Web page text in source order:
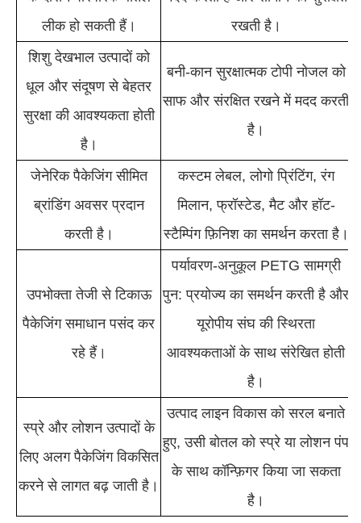
लीक हो सकती हैं।
रखती है।
शिशु देखभाल उत्पादों को
धूल और संदूषण से बेहतर
सुरक्षा की आवश्यकता होती
है।
बनी-कान सुरक्षात्मक टोपी नोजल को
साफ और संरक्षित रखने में मदद करती
है।
जेनेरिक पैकेजिंग सीमित
ब्रांडिंग अवसर प्रदान
करती है।
कस्टम लेबल, लोगो प्रिंटिंग, रंग
मिलान, फ्रॉस्टेड, मैट और हॉट-
स्टैम्पिंग फ़िनिश का समर्थन करता है।
उपभोक्ता तेजी से टिकाऊ
पैकेजिंग समाधान पसंद कर
रहे हैं।
पर्यावरण-अनुकूल PETG सामग्री
पुन: प्रयोज्य का समर्थन करती है और
यूरोपीय संघ की स्थिरता
आवश्यकताओं के साथ संरेखित होती
है।
स्प्रे और लोशन उत्पादों के
लिए अलग पैकेजिंग विकसित
करने से लागत बढ़ जाती है।
उत्पाद लाइन विकास को सरल बनाते
हुए, उसी बोतल को स्प्रे या लोशन पंप
के साथ कॉन्फ़िगर किया जा सकता
है।